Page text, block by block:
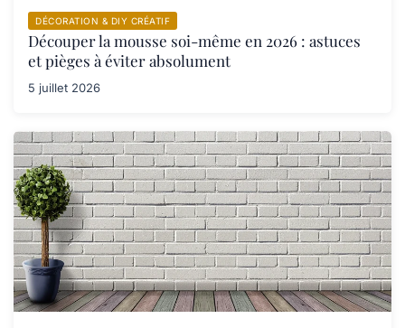
DÉCORATION & DIY CRÉATIF
Découper la mousse soi-même en 2026 : astuces
et pièges à éviter absolument
5 juillet 2026